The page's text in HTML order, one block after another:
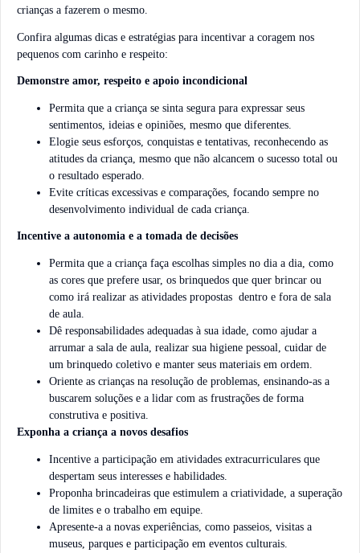
crianças a fazerem o mesmo.
Confira algumas dicas e estratégias para incentivar a coragem nos
pequenos com carinho e respeito:
Demonstre amor, respeito e apoio incondicional
Permita que a criança se sinta segura para expressar seus
sentimentos, ideias e opiniões, mesmo que diferentes.
Elogie seus esforços, conquistas e tentativas, reconhecendo as
atitudes da criança, mesmo que não alcancem o sucesso total ou
o resultado esperado.
Evite críticas excessivas e comparações, focando sempre no
desenvolvimento individual de cada criança.
Incentive a autonomia e a tomada de decisões
Permita que a criança faça escolhas simples no dia a dia, como
as cores que prefere usar, os brinquedos que quer brincar ou
como irá realizar as atividades propostas dentro e fora de sala
de aula.
Dê responsabilidades adequadas à sua idade, como ajudar a
arrumar a sala de aula, realizar sua higiene pessoal, cuidar de
um brinquedo coletivo e manter seus materiais em ordem.
Oriente as crianças na resolução de problemas, ensinando-as a
buscarem soluções e a lidar com as frustrações de forma
construtiva e positiva.
Exponha a criança a novos desafios
Incentive a participação em atividades extracurriculares que
despertam seus interesses e habilidades.
Proponha brincadeiras que estimulem a criatividade, a superação
de limites e o trabalho em equipe.
Apresente-a a novas experiências, como passeios, visitas a
museus, parques e participação em eventos culturais.